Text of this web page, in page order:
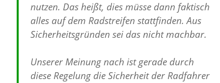
nutzen. Das heißt, dies müsse dann faktisch
alles auf dem Radstreifen stattfinden. Aus
Sicherheitsgründen sei das nicht machbar.
Unserer Meinung nach ist gerade durch
diese Regelung die Sicherheit der Radfahrer